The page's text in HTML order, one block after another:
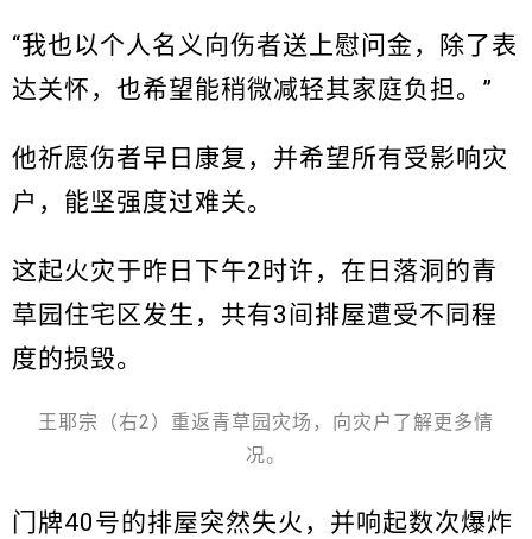
“我也以个人名义向伤者送上慰问金，除了表
达关怀，也希望能稍微减轻其家庭负担。”
他祈愿伤者早日康复，并希望所有受影响灾
户，能坚强度过难关。
这起火灾于昨日下午2时许，在日落洞的青
草园住宅区发生，共有3间排屋遭受不同程
度的损毁。
王耶宗（右2）重返青草园灾场，向灾户了解更多情
况。
门牌40号的排屋突然失火，并响起数次爆炸